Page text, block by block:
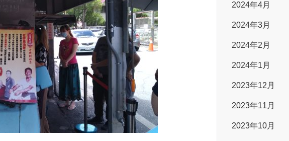
2024年4月
2024年3月
2024年2月
2024年1月
2023年12月
2023年11月
2023年10月